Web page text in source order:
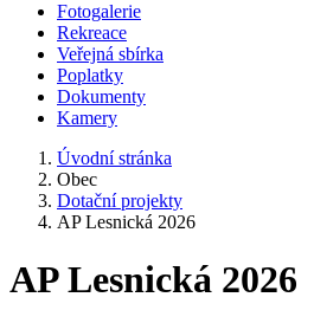
Fotogalerie
Rekreace
Veřejná sbírka
Poplatky
Dokumenty
Kamery
Úvodní stránka
Obec
Dotační projekty
AP Lesnická 2026
AP Lesnická 2026